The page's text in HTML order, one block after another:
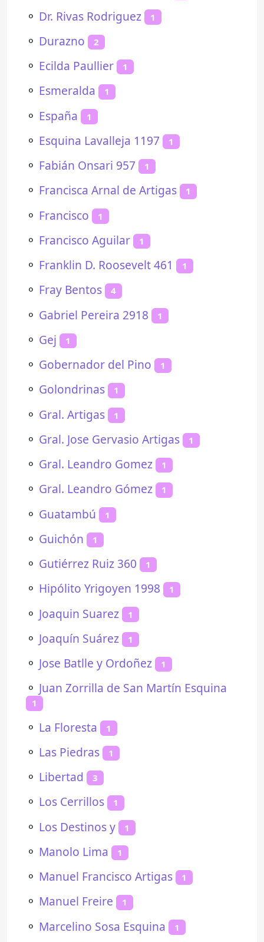
⚬ Dr. Rivas Rodriguez 1
⚬ Durazno 2
⚬ Ecilda Paullier 1
⚬ Esmeralda 1
⚬ España 1
⚬ Esquina Lavalleja 1197 1
⚬ Fabián Onsari 957 1
⚬ Francisca Arnal de Artigas 1
⚬ Francisco 1
⚬ Francisco Aguilar 1
⚬ Franklin D. Roosevelt 461 1
⚬ Fray Bentos 4
⚬ Gabriel Pereira 2918 1
⚬ Gej 1
⚬ Gobernador del Pino 1
⚬ Golondrinas 1
⚬ Gral. Artigas 1
⚬ Gral. Jose Gervasio Artigas 1
⚬ Gral. Leandro Gomez 1
⚬ Gral. Leandro Gómez 1
⚬ Guatambú 1
⚬ Guichón 1
⚬ Gutiérrez Ruiz 360 1
⚬ Hipólito Yrigoyen 1998 1
⚬ Joaquin Suarez 1
⚬ Joaquín Suárez 1
⚬ Jose Batlle y Ordoñez 1
⚬ Juan Zorrilla de San Martín Esquina
1
⚬ La Floresta 1
⚬ Las Piedras 1
⚬ Libertad 3
⚬ Los Cerrillos 1
⚬ Los Destinos y 1
⚬ Manolo Lima 1
⚬ Manuel Francisco Artigas 1
⚬ Manuel Freire 1
⚬ Marcelino Sosa Esquina 1